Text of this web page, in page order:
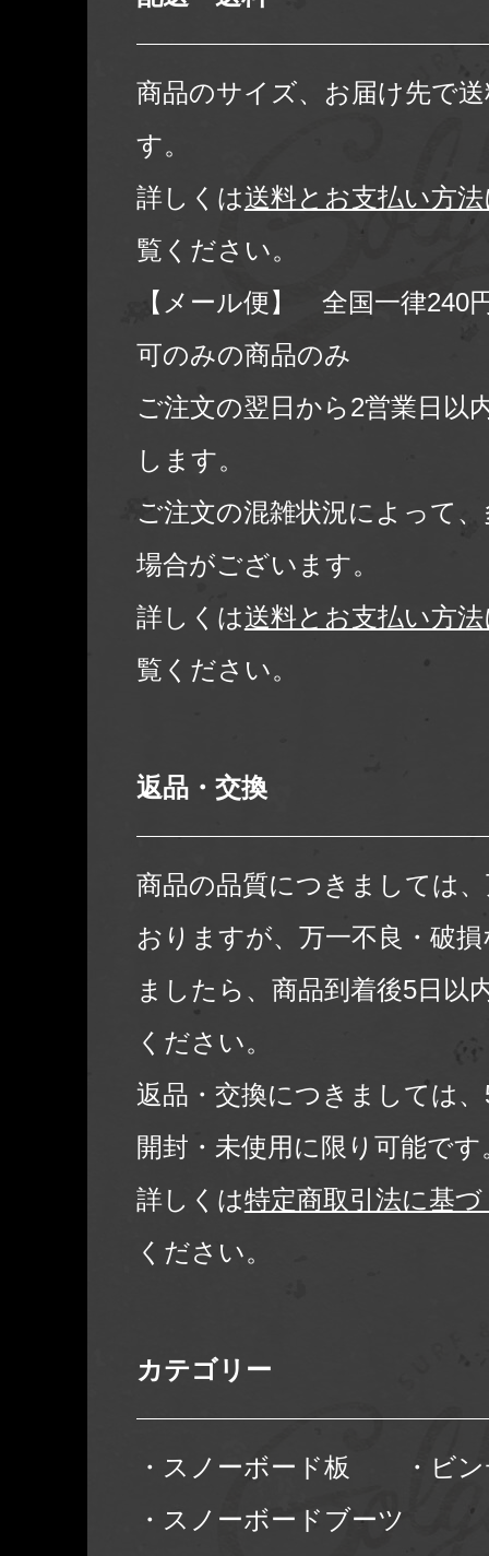
商品のサイズ、お届け先で
す。
詳しくは送料とお支払い方
覧ください。
【メール便】 全国一律240
可のみの商品のみ
ご注文の翌日から2営業日以
します。
ご注文の混雑状況によって
場合がございます。
詳しくは送料とお支払い方
覧ください。
返品・交換
商品の品質につきましては
おりますが、万一不良・破
ましたら、商品到着後5日以
ください。
返品・交換につきましては
開封・未使用に限り可能です
詳しくは特定商取引法に基
ください。
カテゴリー
・スノーボード板
・ビ
・スノーボードブーツ